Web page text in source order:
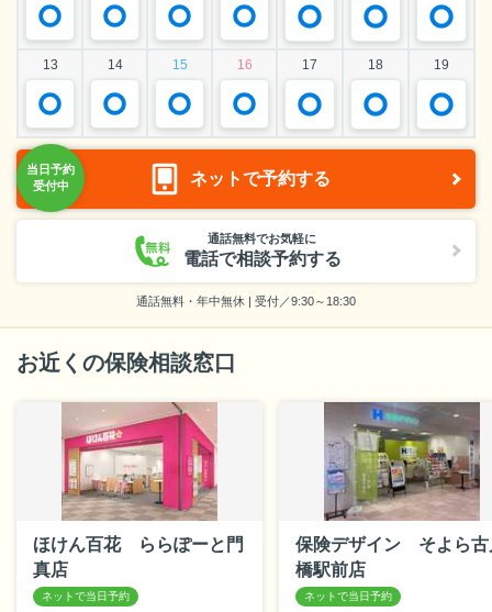
13 14 15 16 17 18 19
ネットで予約する
通話無料でお気軽に
電話で相談予約する
通話無料・年中無休 | 受付／9:30～18:30
お近くの保険相談窓口
ほけん百花 ららぽーと門
真店
保険デザイン そよら古
橋駅前店